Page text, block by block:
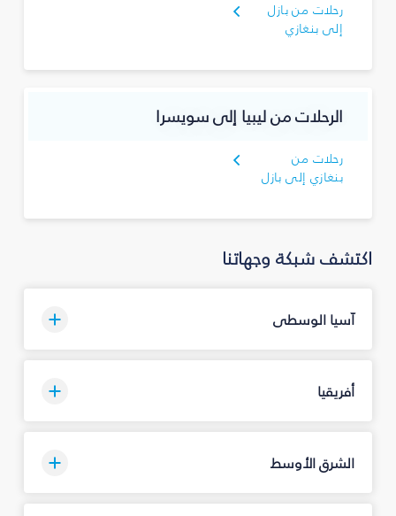
رحلات من بازل
إلى بنغازي
الرحلات من ليبيا إلى سويسرا
رحلات من
بنغازي إلى بازل
اكتشف شبكة وجهاتنا
آسيا الوسطى
أفريقيا
الشرق الأوسط